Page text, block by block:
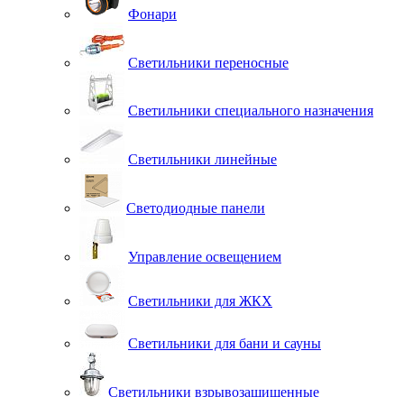
Фонари
Светильники переносные
Светильники специального назначения
Светильники линейные
Светодиодные панели
Управление освещением
Светильники для ЖКХ
Светильники для бани и сауны
Светильники взрывозащищенные